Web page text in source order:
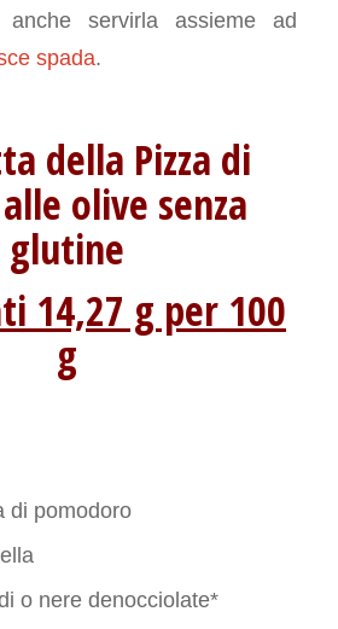
anche servirla assieme ad
spada.
della Pizza di
olive senza
glutine
14,27 g per 100
g
di pomodoro
o nere denocciolate*